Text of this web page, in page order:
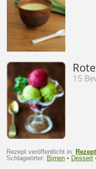
15
Rezept veröffentlicht in:
Schlagwörter: Birnen • Dessert